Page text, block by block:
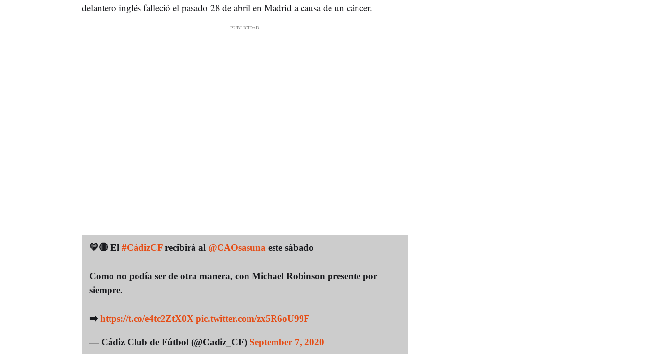
delantero inglés falleció el pasado 28 de abril en Madrid a causa de un cáncer.
💛🔴 El #CádizCFrecibirá al @CAOsasuna este sábado
Como no podía ser de otra manera, con Michael Robinson presente por
siempre.
➡️ https://t.co/e4tc2ZtX0X pic.twitter.com/zx5R6oU99F
— Cádiz Club de Fútbol (@Cadiz_CF) September 7, 2020